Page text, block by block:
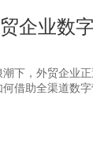
企业数
下，外贸企业
何借助全渠道数